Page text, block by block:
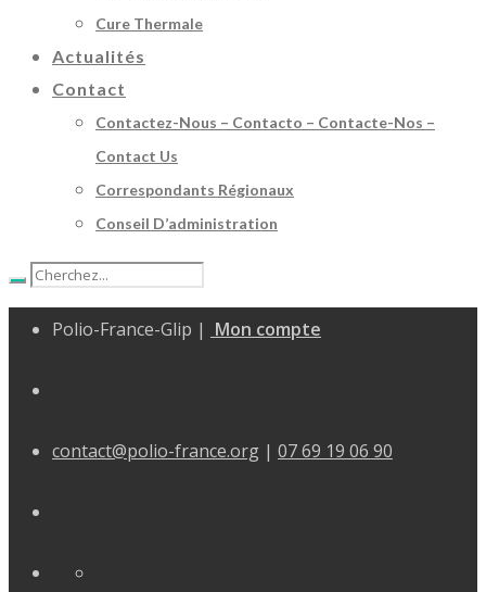
Cure Thermale
Actualités
Contact
Contactez-Nous – Contacto – Contacte-Nos –
Contact Us
Correspondants Régionaux
Conseil D’administration
Polio-France-Glip | Mon compte
contact@polio-france.org | 07 69 19 06 90